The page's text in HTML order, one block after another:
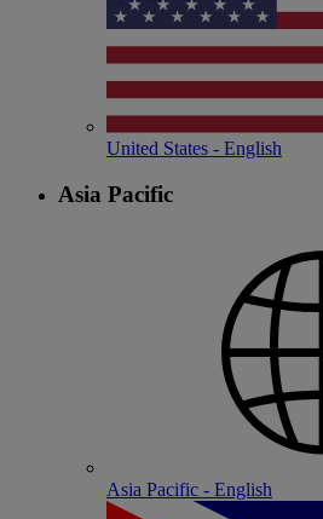
United States - English
Asia Pacific
Asia Pacific - English